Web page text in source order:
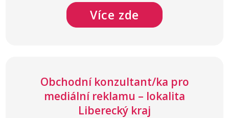
Více zde
Obchodní konzultant/ka pro
mediální reklamu – lokalita
Liberecký kraj